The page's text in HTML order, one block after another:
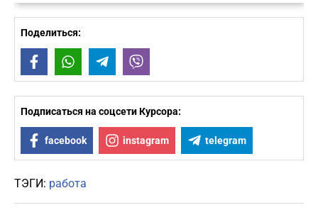
Поделиться:
FacebookWhatsAppTelegram
Подписаться на соцсети Курсора:
facebook instagram telegram
ТЭГИ: работа